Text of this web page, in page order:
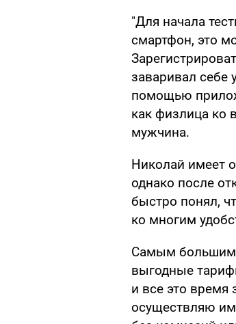
"Для начала
смартфон, это
заваривал себе
помощью
как физлица ко
мужчина.
Николай имеет
однако после
быстро понял,
ко многим
Самым большим
выгодные
и все это время
осуществляю